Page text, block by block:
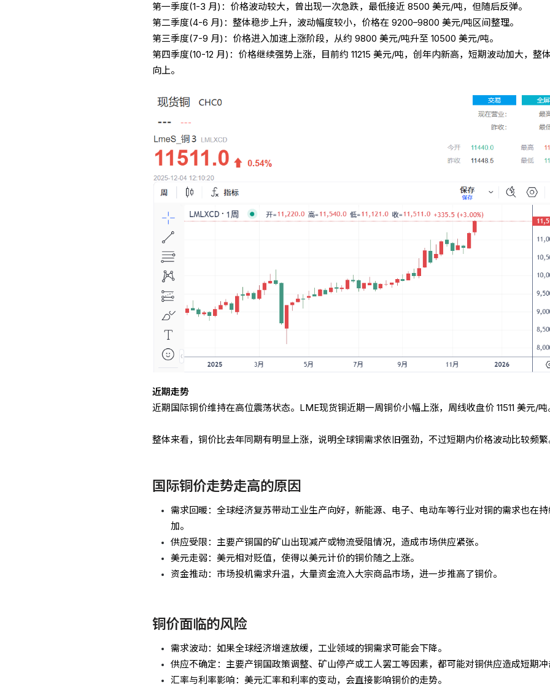
第一季度(1-3 月)：价格波动较大，曾出现一次急跌，最低接近 8500 美元/吨，但随后反弹。
第二季度(4-6 月)：整体稳步上升，波动幅度较小，价格在 9200–9800 美元/吨区间整理。
第三季度(7-9 月)：价格进入加速上涨阶段，从约 9800 美元/吨升至 10500 美元/吨。
第四季度(10-12 月)：价格继续强势上涨，目前约 11215 美元/吨，创年内新高，短期波动加大，整
向上。
近期走势
近期国际铜价维持在高位震荡状态。LME现货铜近期一周铜价小幅上涨，周线收盘价 11511 美元/吨
整体来看，铜价比去年同期有明显上涨，说明全球铜需求依旧强劲，不过短期内价格波动比较频繁
国际铜价走势走高的原因
需求回暖：全球经济复苏带动工业生产向好，新能源、电子、电动车等行业对铜的需求也在持
加。
供应受限：主要产铜国的矿山出现减产或物流受阻情况，造成市场供应紧张。
美元走弱：美元相对贬值，使得以美元计价的铜价随之上涨。
资金推动：市场投机需求升温，大量资金流入大宗商品市场，进一步推高了铜价。
铜价面临的风险
需求波动：如果全球经济增速放缓，工业领域的铜需求可能会下降。
供应不确定：主要产铜国政策调整、矿山停产或工人罢工等因素，都可能对铜供应造成短期冲
汇率与利率影响：美元汇率和利率的变动，会直接影响铜价的走势。